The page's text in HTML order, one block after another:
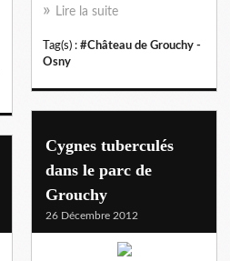
Lire la suite
Tag(s) : #Château de Grouchy -
Osny
Cygnes tuberculés
dans le parc de
Grouchy
26 Décembre 2012